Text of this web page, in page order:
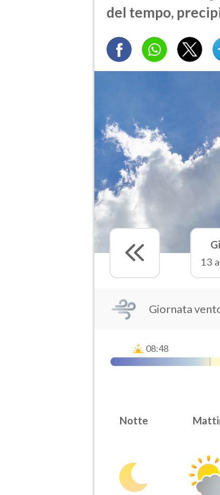
del tempo,
Gi
13
Giornata
08:48
Notte